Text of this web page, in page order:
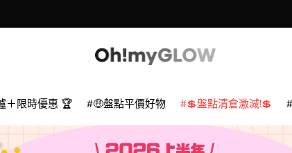
＋限時優惠 🏆 🤑盤點平價好物 💲盤點清倉激減!💲